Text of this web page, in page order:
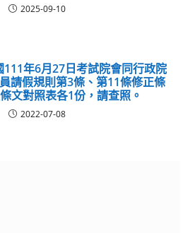
2025-09-10
年6月27日考試院會同行政院
請假規則第3條、第11條修正條
文對照表各1份，請查照。
2022-07-08